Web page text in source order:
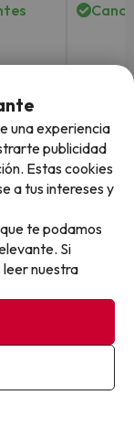
€
Para Ti S.L.U.
a la nieve en
con más
para
una experiencia
publicidad
Estas cookies
a tus intereses y
te podamos
Si
nuestra